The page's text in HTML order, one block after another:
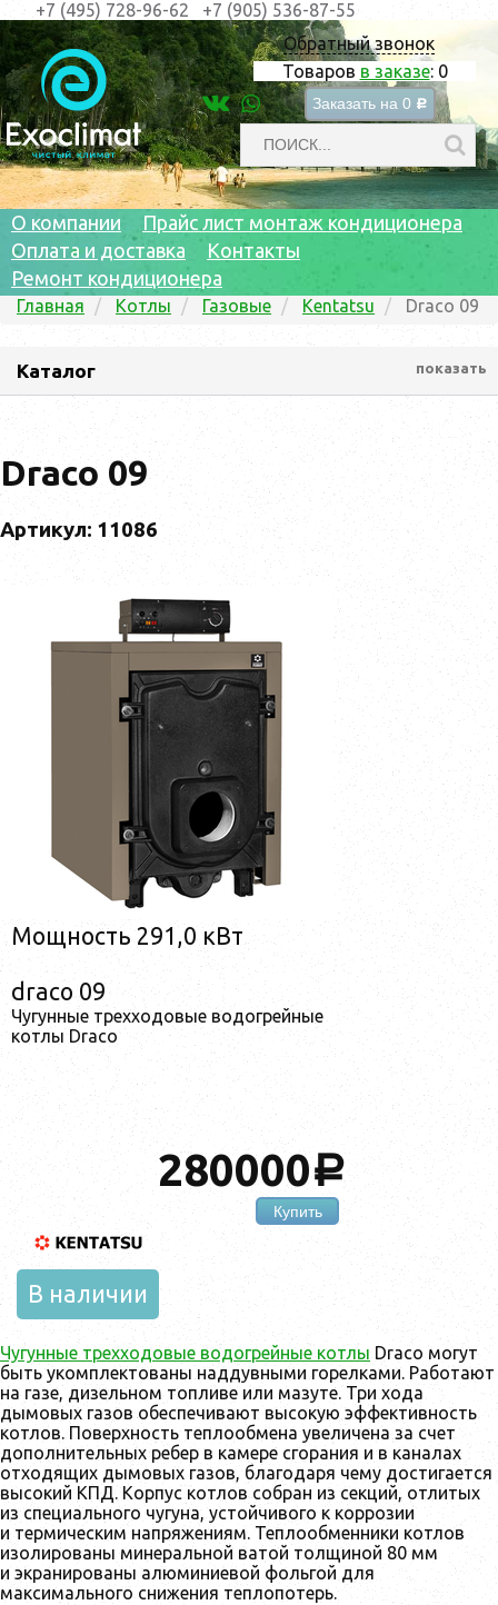
Обратный звонок
Товаров в заказе: 0
Заказать на 0 c
+7 (495) 728-96-62 +7 (905) 536-87-55
О компании
Прайс лист монтаж кондиционера
Оплата и доставка
Контакты
Ремонт кондиционера
Главная Котлы Газовые Kentatsu Draco 09
Каталог показать
Draco 09
Артикул: 11086
Мощность 291,0 кВт
draco 09
Чугунные трехходовые водогрейные
котлы Draco
280000a
Купить
В наличии
Чугунные трехходовые водогрейные котлы Draco могут
быть укомплектованы наддувными горелками. Работают
на газе, дизельном топливе или мазуте. Три хода
дымовых газов обеспечивают высокую эффективность
котлов. Поверхность теплообмена увеличена за счет
дополнительных ребер в камере сгорания и в каналах
отходящих дымовых газов, благодаря чему достигается
высокий КПД. Корпус котлов собран из секций, отлитых
из специального чугуна, устойчивого к коррозии
и термическим напряжениям. Теплообменники котлов
изолированы минеральной ватой толщиной 80 мм
и экранированы алюминиевой фольгой для
максимального снижения теплопотерь.